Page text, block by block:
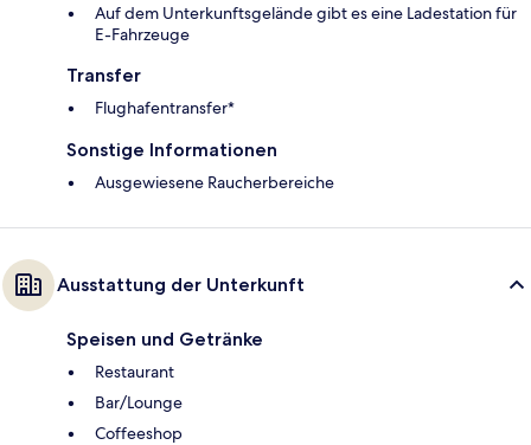
Auf dem Unterkunftsgelände gibt es eine Ladestation für
E-Fahrzeuge
Transfer
Flughafentransfer*
Sonstige Informationen
Ausgewiesene Raucherbereiche
Ausstattung der Unterkunft
Speisen und Getränke
Restaurant
Bar/Lounge
Coffeeshop